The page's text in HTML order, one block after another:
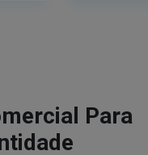
Para